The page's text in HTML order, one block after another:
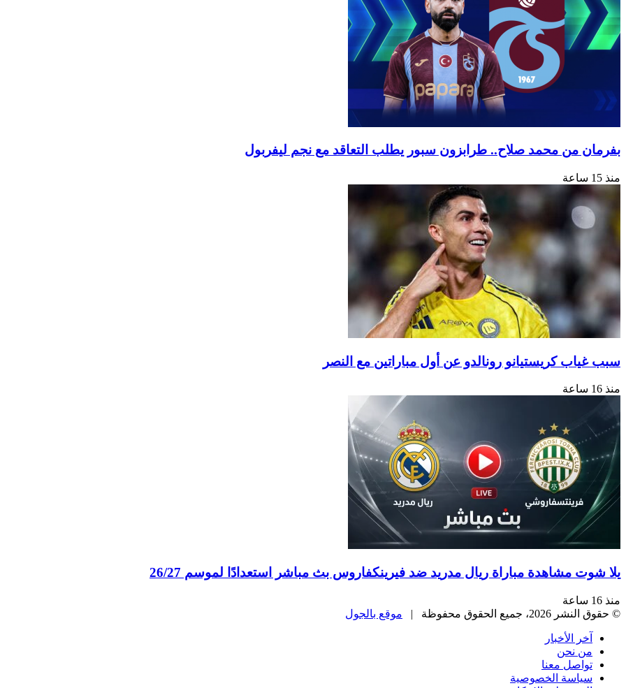
بفرمان من محمد صلاح.. طرابزون سبور يطلب التعاقد مع نجم ليفربول
منذ 15 ساعة
سبب غياب كريستيانو رونالدو عن أول مباراتين مع النصر
منذ 16 ساعة
يلا شوت مشاهدة مباراة ريال مدريد ضد فيرينكفاروس بث مباشر استعدادًا لموسم 26/27
منذ 16 ساعة
© حقوق النشر 2026، جميع الحقوق محفوظة |
موقع بالجول
آخر الأخبار
من نحن
تواصل معنا
سياسة الخصوصية